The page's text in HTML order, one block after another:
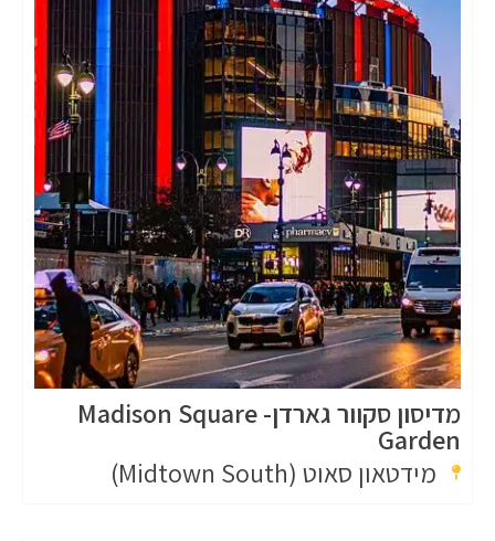
מדיסון סקוור גארדן- Madison Square
Garden
מידטאון סאוט (Midtown South)